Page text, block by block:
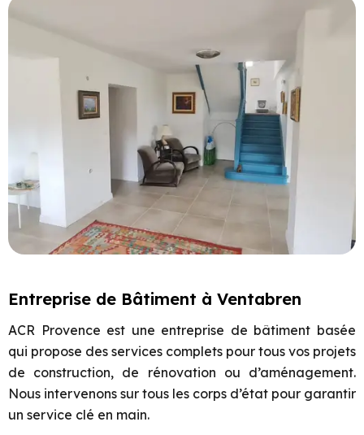
Entreprise de Bâtiment à Ventabren
ACR Provence est une entreprise de bâtiment basée
qui propose des services complets pour tous vos projets
de construction, de rénovation ou d’aménagement.
Nous intervenons sur tous les corps d’état pour garantir
un service clé en main.